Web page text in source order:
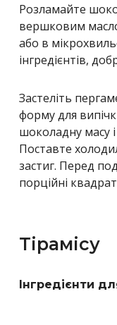
Розламайте
вершковим
або в
інгредієнтів,
Застеліть
форму для
шоколадну масу
Поставте
застиг. Перед
порційні
Тірамісу
Інгредієнти